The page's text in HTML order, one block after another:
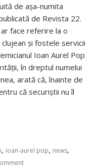
de aşa-numita
de Revista 22.
face referire la o
şi fostele servicii
Ioan Aurel Pop
în dreptul numelui
arată că, înainte de
că securiştii nu îl
, ioan-aurel pop, news,